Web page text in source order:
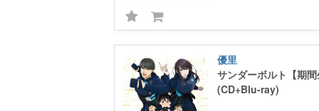
優里
サンダーボルト【期
(CD+Blu-ray)